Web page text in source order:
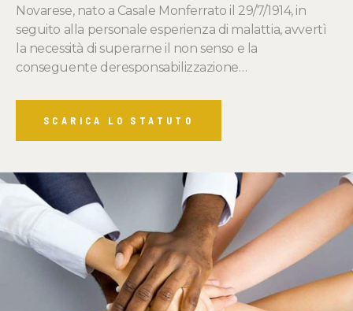
Novarese, nato a Casale Monferrato il 29/7/1914, in
seguito alla personale esperienza di malattia, avvertì
la necessità di superarne il non senso e la
conseguente deresponsabilizzazione…
SCARICA LO STATUTO